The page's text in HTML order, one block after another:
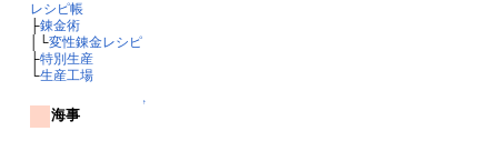
レシピ帳
├錬金術
│└変性錬金レシピ
├特別生産
└生産工場
↑
海事